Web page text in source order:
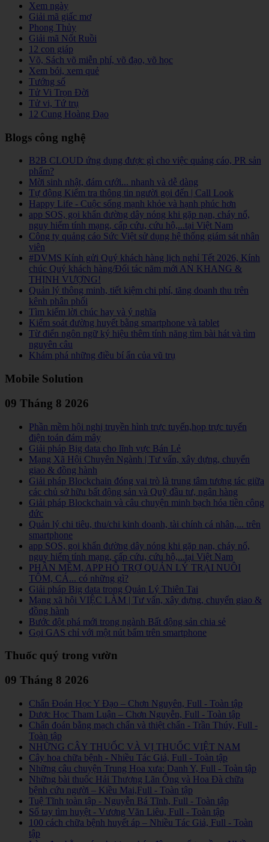
Xem ngày
Giải mã giấc mơ
Phong Thủy
Giải mã Nốt Ruồi
12 con giáp
Võ, Sách võ miễn phí, võ đạo, võ học
Xem bói, xem quẻ
Tướng số
Tử Vi Trọn Đời
Tử vi, Tứ trụ
12 Cung Hoàng Đạo
Blogs công nghệ
B2B CLOUD ứng dụng được gì cho việc quảng cáo, PR sản
phẩm?
Mời sinh nhật, đám cưới... nhanh và dễ dàng
Tự động Kiểm tra thông tin người gọi đến | Call Look
Happy Life - Cuộc sống mạnh khỏe và hạnh phúc hơn
app SOS, gọi khẩn đường dây nóng khi gặp nạn, cháy nổ,
nguy hiểm tính mạng, cấp cứu, cứu hộ,...tại Việt Nam
Công ty quảng cáo Sức Việt sử dụng hệ thống giám sát nhân
viên
#DVMS Kính gửi Quý khách hàng lịch nghỉ Tết 2026, Kính
chúc Quý khách hàng/Đối tác năm mới AN KHANG &
THỊNH VƯỢNG!
Quản lý thông minh, tiết kiệm chi phí, tăng doanh thu trên
kênh phân phối
Tìm kiếm lời chúc hay và ý nghĩa
Kiểm soát đường huyết bằng smartphone và tablet
Từ điển ngôn ngữ ký hiệu thêm tính năng tìm bài hát và tìm
nguyên câu
Khám phá những điều bí ẩn của vũ trụ
Mobile Solution
09 Tháng 8 2026
Phần mềm hội nghị truyền hình trực tuyến,họp trực tuyến
điện toán đám mây
Giải pháp Big data cho lĩnh vực Bán Lẻ
Mạng Xã Hội Chuyên Ngành | Tư vấn, xây dựng, chuyển
giao & đồng hành
Giải pháp Blockchain đóng vai trò là trung tâm tương tác giữa
các chủ sở hữu bất động sản và Quỹ đầu tư, ngân hàng
Giải pháp Blockchain và câu chuyện minh bạch hóa tiền công
đức
Quản lý chi tiêu, thu/chi kinh doanh, tài chính cá nhân,... trên
smartphone
app SOS, gọi khẩn đường dây nóng khi gặp nạn, cháy nổ,
nguy hiểm tính mạng, cấp cứu, cứu hộ,...tại Việt Nam
PHẦN MỀM, APP HỖ TRỢ QUẢN LÝ TRẠI NUÔI
TÔM, CÁ... có những gì?
Giải pháp Big data trong Quản Lý Thiên Tai
Mạng xã hội VIỆC LÀM | Tư vấn, xây dựng, chuyển giao &
đồng hành
Bước đột phá mới trong ngành Bất động sản chia sẻ
Gọi GAS chỉ với một nút bấm trên smartphone
Thuốc quý trong vườn
09 Tháng 8 2026
Chẩn Đoán Học Y Đạo – Chơn Nguyên, Full - Toàn tập
Dược Học Tham Luận – Chơn Nguyễn, Full - Toàn tập
Chẩn đoán bằng mạch chẩn và thiệt chẩn - Trần Thúy, Full -
Toàn tập
NHỮNG CÂY THUỐC VÀ VỊ THUỐC VIỆT NAM
Cây hoa chữa bệnh - Nhiều Tác Giả, Full - Toàn tập
Những câu chuyện Trung Hoa xưa: Danh Y, Full - Toàn tập
Những bài thuốc Hải Thượng Lãn Ông và Hoa Đà chữa
bệnh cứu người – Kiều Mai,Full - Toàn tập
Tuệ Tĩnh toàn tập - Nguyễn Bá Tĩnh, Full - Toàn tập
Sổ tay tìm huyệt - Vương Văn Liêu, Full - Toàn tập
100 cách chữa bệnh huyết áp – Nhiều Tác Giả, Full - Toàn
tập